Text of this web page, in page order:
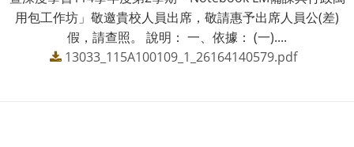
用包工作坊」敬邀貴校人員出席，敬請惠予出席人員公(差)
假，請查照。 說明： 一、依據： (一)....
13033_115A100109_1_26164140579.pdf